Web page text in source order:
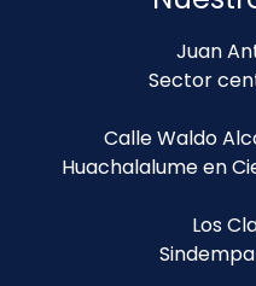
Juan
Sector
Calle Waldo
Huachalalume en
Los